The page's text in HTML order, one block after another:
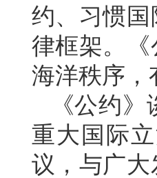
约、习惯
律框架。
海洋秩序，
《公约
重大国际
议，与广